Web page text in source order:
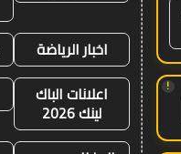
!
اخبار الرياضة
اعلانات الباك
لينك 2026